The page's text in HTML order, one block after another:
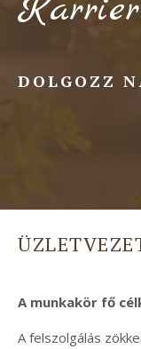
DOLGOZZ
A munkakör fő
A felszolgálás